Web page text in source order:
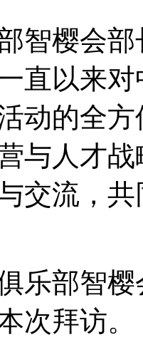
智樱会
直以来
动的全
与人才
交流，
乐部智
次拜访。